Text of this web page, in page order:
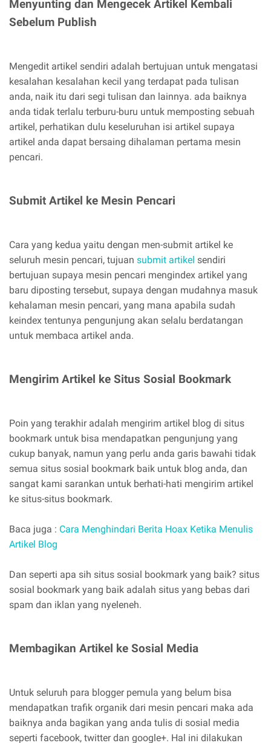
Menyunting dan Mengecek Artikel Kembali
Sebelum Publish
Mengedit artikel sendiri adalah bertujuan untuk mengatasi
kesalahan kesalahan kecil yang terdapat pada tulisan
anda, naik itu dari segi tulisan dan lainnya. ada baiknya
anda tidak terlalu terburu-buru untuk memposting sebuah
artikel, perhatikan dulu keseluruhan isi artikel supaya
artikel anda dapat bersaing dihalaman pertama mesin
pencari.
Submit Artikel ke Mesin Pencari
Cara yang kedua yaitu dengan men-submit artikel ke
seluruh mesin pencari, tujuan submit artikel sendiri
bertujuan supaya mesin pencari mengindex artikel yang
baru diposting tersebut, supaya dengan mudahnya masuk
kehalaman mesin pencari, yang mana apabila sudah
keindex tentunya pengunjung akan selalu berdatangan
untuk membaca artikel anda.
Mengirim Artikel ke Situs Sosial Bookmark
Poin yang terakhir adalah mengirim artikel blog di situs
bookmark untuk bisa mendapatkan pengunjung yang
cukup banyak, namun yang perlu anda garis bawahi tidak
semua situs sosial bookmark baik untuk blog anda, dan
sangat kami sarankan untuk berhati-hati mengirim artikel
ke situs-situs bookmark.
Baca juga : Cara Menghindari Berita Hoax Ketika Menulis
Artikel Blog
Dan seperti apa sih situs sosial bookmark yang baik? situs
sosial bookmark yang baik adalah situs yang bebas dari
spam dan iklan yang nyeleneh.
Membagikan Artikel ke Sosial Media
Untuk seluruh para blogger pemula yang belum bisa
mendapatkan trafik organik dari mesin pencari maka ada
baiknya anda bagikan yang anda tulis di sosial media
seperti facebook, twitter dan google+. Hal ini dilakukan